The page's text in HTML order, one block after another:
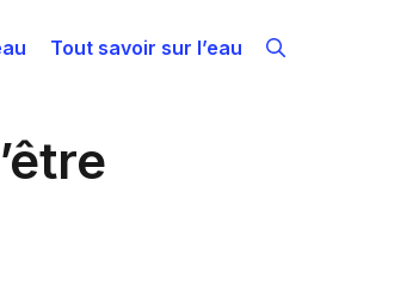
Tout savoir sur l’eau